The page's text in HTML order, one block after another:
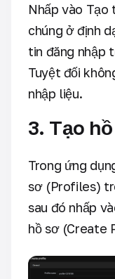
Nhấp vào Tạo
chúng ở định
tin đăng nhập
Tuyệt đối
nhập liệu.
3. Tạo
Trong ứng
sơ (Profiles)
sau đó nhấp
hồ sơ (Create